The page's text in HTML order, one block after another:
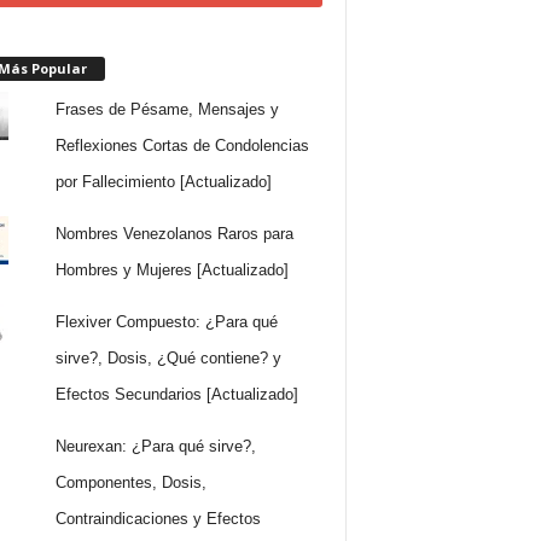
Popular
Frases de Pésame, Mensajes y
Reflexiones Cortas de Condolencias
por Fallecimiento [Actualizado]
Nombres Venezolanos Raros para
Hombres y Mujeres [Actualizado]
Flexiver Compuesto: ¿Para qué
sirve?, Dosis, ¿Qué contiene? y
Efectos Secundarios [Actualizado]
Neurexan: ¿Para qué sirve?,
Componentes, Dosis,
Contraindicaciones y Efectos